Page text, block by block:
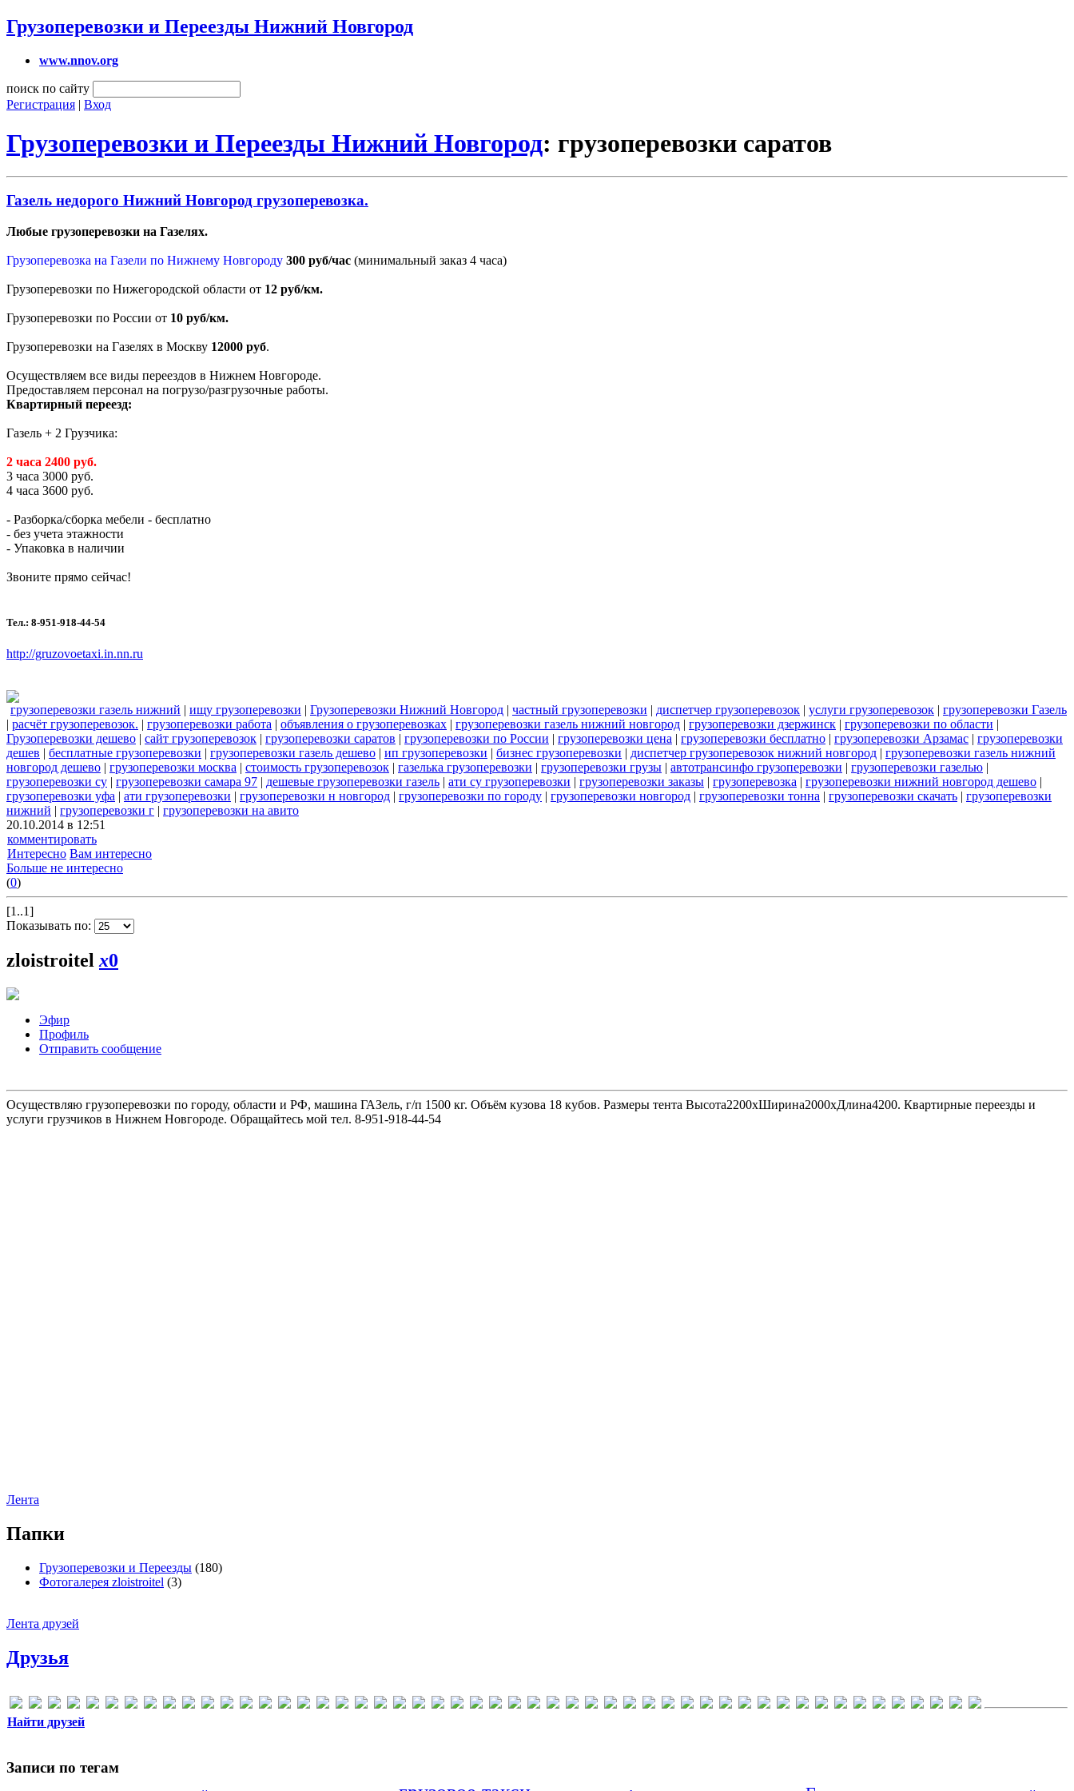
Грузоперевозки и Переезды Нижний Новгород
www.nnov.org
поиск по сайту
Регистрация | Вход
Грузоперевозки и Переезды Нижний Новгород: грузоперевозки саратов
Газель недорого Нижний Новгород грузоперевозка.
Любые грузоперевозки на Газелях.
Грузоперевозка на Газели по Нижнему Новгороду 300 руб/час (минимальный заказ 4 часа)
Грузоперевозки по Нижегородской области от 12 руб/км.
Грузоперевозки по России от 10 руб/км.
Грузоперевозки на Газелях в Москву 12000 руб.
Осуществляем все виды переездов в Нижнем Новгороде.
Предоставляем персонал на погрузо/разгрузочные работы.
Квартирный переезд:
Газель + 2 Грузчика:
2 часа 2400 руб.
3 часа 3000 руб.
4 часа 3600 руб.
- Разборка/сборка мебели - бесплатно
- без учета этажности
- Упаковка в наличии
Звоните прямо сейчас!
Тел.: 8-951-918-44-54
http://gruzovoetaxi.in.nn.ru
грузоперевозки газель нижний ищу грузоперевозки Грузоперевозки Нижний Новгород частный грузоперевозки диспетчер грузоперевозок услуги грузоперевозок
грузоперевозки Газель
расчёт грузоперевозок. грузоперевозки работа объявления о грузоперевозках грузоперевозки газель нижний новгород грузоперевозки дзержинск грузоперевозки по области
Грузоперевозки дешево
сайт грузоперевозок грузоперевозки саратов грузоперевозки по России грузоперевозки цена грузоперевозки бесплатно грузоперевозки Арзамас
грузоперевозки
дешев
бесплатные грузоперевозки грузоперевозки газель дешево ип грузоперевозки бизнес грузоперевозки диспетчер грузоперевозок нижний новгород
грузоперевозки газель нижний
новгород дешево
грузоперевозки москва стоимость грузоперевозок газелька грузоперевозки грузоперевозки грузы автотрансинфо грузоперевозки грузоперевозки газелью
грузоперевозки су
грузоперевозки самара 97 дешевые грузоперевозки газель ати су грузоперевозки грузоперевозки заказы грузоперевозка грузоперевозки нижний новгород дешево
грузоперевозки уфа
ати грузоперевозки грузоперевозки н новгород грузоперевозки по городу грузоперевозки новгород грузоперевозки тонна грузоперевозки скачать
грузоперевозки
нижний
грузоперевозки г
грузоперевозки на авито
20.10.2014 в 12:51
комментировать
Интересно Вам интересно
Больше не интересно
(0)
[1..1]
Показывать по:
zloistroitelx0
Эфир
Профиль
Отправить сообщение
Осуществляю грузоперевозки по городу, области и РФ, машина ГАЗель, г/п 1500 кг. Объём кузова 18 кубов. Размеры тента Высота2200хШирина2000хДлина4200. Квартирные переезды и
услуги грузчиков в Нижнем Новгороде. Обращайтесь мой тел. 8-951-918-44-54
Лента
Папки
Грузоперевозки и Переезды (180)
Фотогалерея zloistroitel (3)
Лента друзей
Друзья
Найти друзей
Записи по тегам